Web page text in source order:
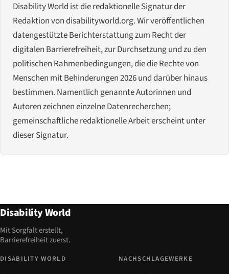
Disability World ist die redaktionelle Signatur der
Redaktion von disabilityworld.org. Wir veröffentlichen
datengestützte Berichterstattung zum Recht der
digitalen Barrierefreiheit, zur Durchsetzung und zu den
politischen Rahmenbedingungen, die die Rechte von
Menschen mit Behinderungen 2026 und darüber hinaus
bestimmen. Namentlich genannte Autorinnen und
Autoren zeichnen einzelne Datenrecherchen;
gemeinschaftliche redaktionelle Arbeit erscheint unter
dieser Signatur.
Disability World
Mit Sorgfalt erstellt,
Barrierefreiheit zuerst.
DISABILITY WORLD NACHSCHLAGEWERKE